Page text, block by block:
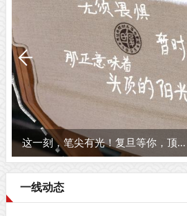
这一刻，笔尖有光！复旦等你，顶...
一线动态